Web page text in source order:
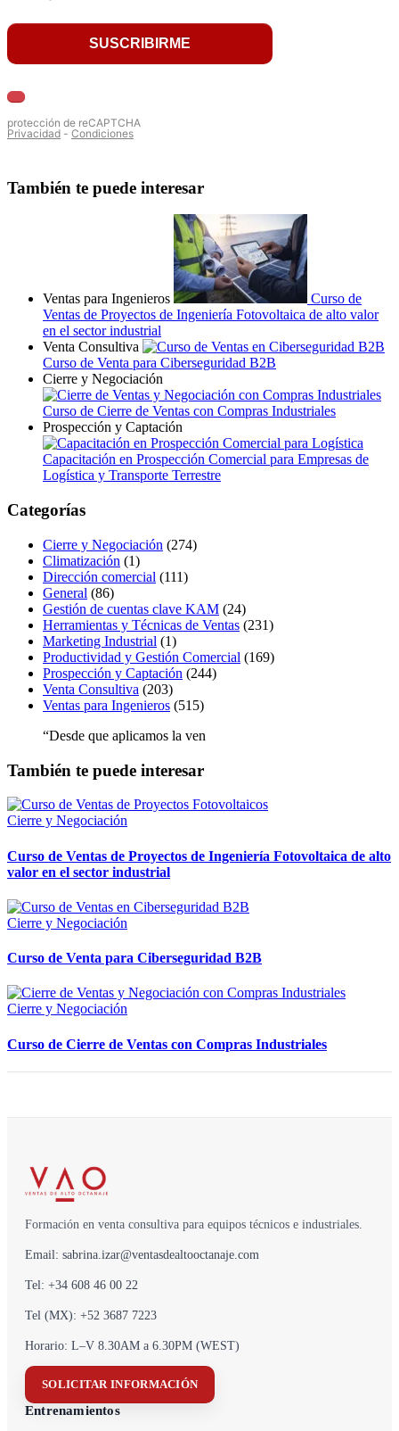
También te puede interesar
Ventas para Ingenieros
Curso de
Ventas de Proyectos de Ingeniería Fotovoltaica de alto valor
en el sector industrial
Venta Consultiva
Curso de Venta para Ciberseguridad B2B
Cierre y Negociación
Curso de Cierre de Ventas con Compras Industriales
Prospección y Captación
Capacitación en Prospección Comercial para Empresas de
Logística y Transporte Terrestre
Categorías
Cierre y Negociación (274)
Climatización (1)
Dirección comercial (111)
General (86)
Gestión de cuentas clave KAM (24)
Herramientas y Técnicas de Ventas (231)
Marketing Industrial (1)
Productividad y Gestión Comercial (169)
Prospección y Captación (244)
Venta Consultiva (203)
Ventas para Ingenieros (515)
“Desde que aplicamos la ven
También te puede interesar
Cierre y Negociación
Curso de Ventas de Proyectos de Ingeniería Fotovoltaica de alto
valor en el sector industrial
Cierre y Negociación
Curso de Venta para Ciberseguridad B2B
Cierre y Negociación
Curso de Cierre de Ventas con Compras Industriales
Formación en venta consultiva para equipos técnicos e industriales.
Email: sabrina.izar@ventasdealtooctanaje.com
Tel: +34 608 46 00 22
Tel (MX): +52 3687 7223
Horario: L–V 8.30AM a 6.30PM (WEST)
SOLICITAR INFORMACIÓN
Entrenamientos